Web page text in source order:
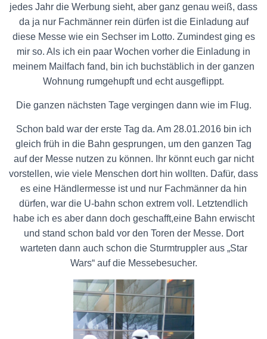
jedes Jahr die Werbung sieht, aber ganz genau weiß, dass
da ja nur Fachmänner rein dürfen ist die Einladung auf
diese Messe wie ein Sechser im Lotto. Zumindest ging es
mir so. Als ich ein paar Wochen vorher die Einladung in
meinem Mailfach fand, bin ich buchstäblich in der ganzen
Wohnung rumgehupft und echt ausgeflippt.
Die ganzen nächsten Tage vergingen dann wie im Flug.
Schon bald war der erste Tag da. Am 28.01.2016 bin ich
gleich früh in die Bahn gesprungen, um den ganzen Tag
auf der Messe nutzen zu können. Ihr könnt euch gar nicht
vorstellen, wie viele Menschen dort hin wollten. Dafür, dass
es eine Händlermesse ist und nur Fachmänner da hin
dürfen, war die U-bahn schon extrem voll. Letztendlich
habe ich es aber dann doch geschafft,eine Bahn erwischt
und stand schon bald vor den Toren der Messe. Dort
warteten dann auch schon die Sturmtruppler aus „Star
Wars“ auf die Messebesucher.